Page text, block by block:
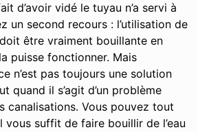
d’avoir vidé le tuyau n’a servi à
un second recours : l’utilisation de
doit être vraiment bouillante en
puisse fonctionner. Mais
n’est pas toujours une solution
quand il s’agit d’un problème
canalisations. Vous pouvez tout
vous suffit de faire bouillir de l’eau